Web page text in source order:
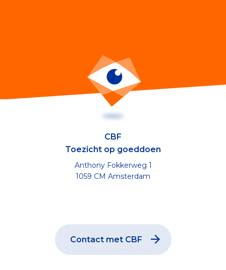
CBF
Toezicht op goeddoen
Anthony Fokkerweg 1
1059 CM Amsterdam
Contact met CBF